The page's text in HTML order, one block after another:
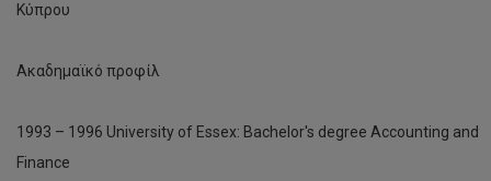
Κύπρου
Ακαδημαϊκό προφίλ
1993 – 1996 University of Essex: Bachelor's degree Accounting and
Finance